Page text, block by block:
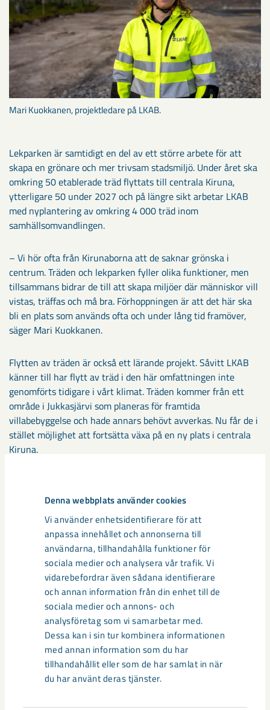
Denna webbplats använder cookies
Vi använder enhetsidentifierare för att
anpassa innehållet och annonserna till
användarna, tillhandahålla funktioner för
sociala medier och analysera vår trafik. Vi
vidarebefordrar även sådana identifierare
och annan information från din enhet till de
sociala medier och annons- och
analysföretag som vi samarbetar med.
Dessa kan i sin tur kombinera informationen
med annan information som du har
tillhandahållit eller som de har samlat in när
du har använt deras tjänster.
Mari Kuokkanen, projektledare på LKAB.
Lekparken är samtidigt en del av ett större arbete för att
skapa en grönare och mer trivsam stadsmiljö. Under året ska
omkring 50 etablerade träd flyttats till centrala Kiruna,
ytterligare 50 under 2027 och på längre sikt arbetar LKAB
med nyplantering av omkring 4 000 träd inom
samhällsomvandlingen.
– Vi hör ofta från Kirunaborna att de saknar grönska i
centrum. Träden och lekparken fyller olika funktioner, men
tillsammans bidrar de till att skapa miljöer där människor vill
vistas, träffas och må bra. Förhoppningen är att det här ska
bli en plats som används ofta och under lång tid framöver,
säger Mari Kuokkanen.
Flytten av träden är också ett lärande projekt. Såvitt LKAB
känner till har flytt av träd i den här omfattningen inte
genomförts tidigare i vårt klimat. Träden kommer från ett
område i Jukkasjärvi som planeras för framtida
villabebyggelse och hade annars behövt avverkas. Nu får de i
stället möjlighet att fortsätta växa på en ny plats i centrala
Kiruna.